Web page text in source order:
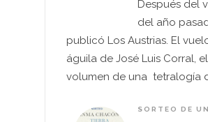
Después del
del año
publicó Los Austrias. El
águila de José Luis Corral,
volumen de una tetralogía
SORTEO DE UN